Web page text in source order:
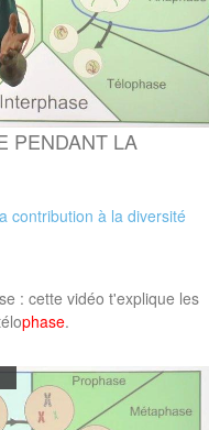
PENDANT LA
contribution à la diversité
: cette vidéo t'explique les
phase.